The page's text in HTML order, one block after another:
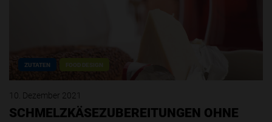
ZUTATEN FOOD DESIGN
10. Dezember 2021
SCHMELZKÄSEZUBEREITUNGEN OHNE